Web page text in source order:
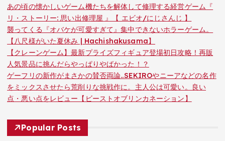
あの頃の懐かしいゲーム機たちを解体して修理する経営ゲーム『
リ・ストーリー: 思い出修理屋 』【 エビオ/にじさんじ 】
襲ってくる『オバケが可愛すぎて』集中できないホラーゲーム。
【八尺様がいた夏休み | Hachishakusama】
【クレーンゲーム】最新プライズフィギュア登場初日攻略！再販
人気景品に挑んだらやっぱりやばかった！？
ゲーフリの新作がまさかの賛否両論..SEKIROやニーアなどの名作
をミックスさせたら荒削りな挑戦作に。主人公は可愛い。良い
点・悪い点をレビュー【ビーストオブリンカネーション】
Popular Posts